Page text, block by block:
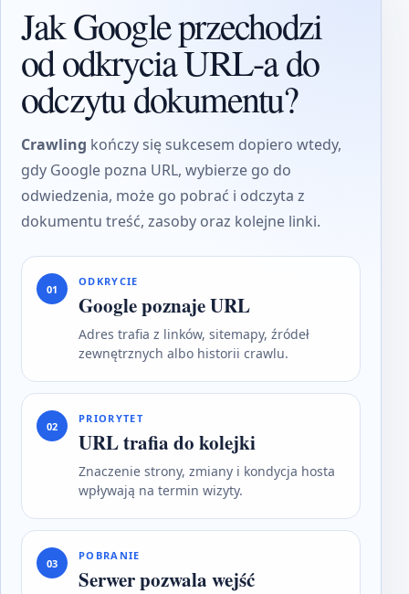
Jak Google przechodzi
od odkrycia URL-a do
odczytu dokumentu?
Crawling kończy się sukcesem dopiero wtedy,
gdy Google pozna URL, wybierze go do
odwiedzenia, może go pobrać i odczyta z
dokumentu treść, zasoby oraz kolejne linki.
01
ODKRYCIE
Google poznaje URL
Adres trafia z linków, sitemapy, źródeł
zewnętrznych albo historii crawlu.
02
PRIORYTET
URL trafia do kolejki
Znaczenie strony, zmiany i kondycja hosta
wpływają na termin wizyty.
03
POBRANIE
Serwer pozwala wejść